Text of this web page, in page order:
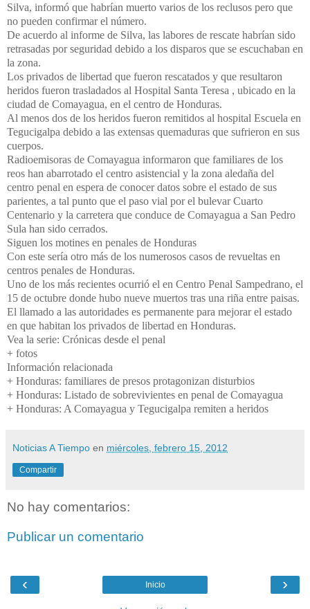
Silva, informó que habrían muerto varios de los reclusos pero que
no pueden confirmar el número.
De acuerdo al informe de Silva, las labores de rescate habrían sido
retrasadas por seguridad debido a los disparos que se escuchaban en
la zona.
Los privados de libertad que fueron rescatados y que resultaron
heridos fueron trasladados al Hospital Santa Teresa , ubicado en la
ciudad de Comayagua, en el centro de Honduras.
Al menos dos de los heridos fueron remitidos al hospital Escuela en
Tegucigalpa debido a las extensas quemaduras que sufrieron en sus
cuerpos.
Radioemisoras de Comayagua informaron que familiares de los
reos han abarrotado el centro asistencial y la zona aledaña del
centro penal en espera de conocer datos sobre el estado de sus
parientes, a tal punto que el paso vial por el bulevar Cuarto
Centenario y la carretera que conduce de Comayagua a San Pedro
Sula han sido cerrados.
Siguen los motines en penales de Honduras
Con este sería otro más de los numerosos casos de revueltas en
centros penales de Honduras.
Uno de los más recientes ocurrió el en Centro Penal Sampedrano, el
15 de octubre donde hubo nueve muertos tras una riña entre paisas.
El llamado a las autoridades es permanente para mejorar el estado
en que habitan los privados de libertad en Honduras.
Vea la serie: Crónicas desde el penal
+ fotos
Información relacionada
+ Honduras: familiares de presos protagonizan disturbios
+ Honduras: Listado de sobrevivientes en penal de Comayagua
+ Honduras: A Comayagua y Tegucigalpa remiten a heridos
Noticias A Tiempo en miércoles, febrero 15, 2012
Compartir
No hay comentarios:
Publicar un comentario
‹ ›
Inicio